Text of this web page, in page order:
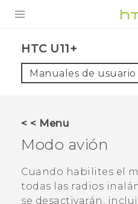
VIVE
AYUDA
HTC U11+‎
Manuales de usuario
< < Menu
Modo avión
Cuando habilites el
todas las radios
se desactivarán,